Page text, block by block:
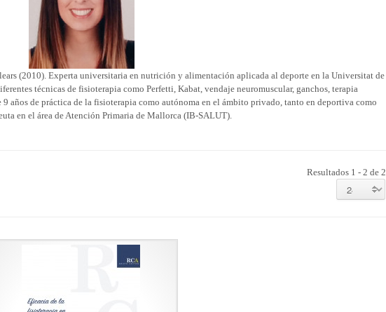
(2010). Experta universitaria en nutrición y alimentación aplicada al deporte en la Universitat de
técnicas de fisioterapia como Perfetti, Kabat, vendaje neuromuscular, ganchos, terapia
9 años de práctica de la fisioterapia como autónoma en el ámbito privado, tanto en deportiva como
en el área de Atención Primaria de Mallorca (IB-SALUT).
Resultados 1 - 2 de 2